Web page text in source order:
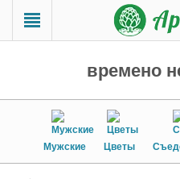
времено
Мужские Цветы